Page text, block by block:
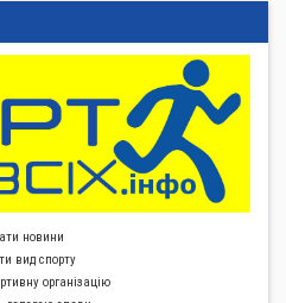
новини
вид спорту
органiзацiю